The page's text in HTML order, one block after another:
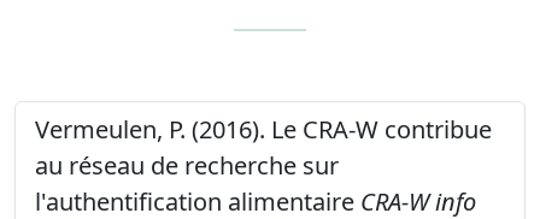
Vermeulen, P. (2016). Le CRA-W contribue
au réseau de recherche sur
l'authentification alimentaire CRA-W info